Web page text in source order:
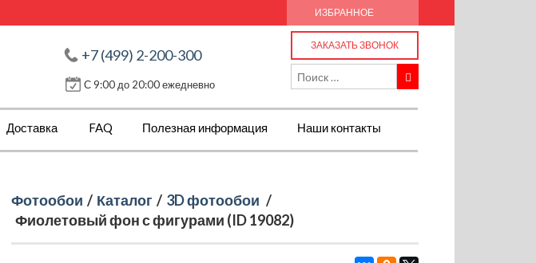
ИЗБРАННОЕ
+7 (499) 2-200-300
С 9:00 до 20:00 ежедневно
ЗАКАЗАТЬ ЗВОНОК
Доставка FAQ Полезная информация Наши контакты
Фотообои / Каталог / 3D фотообои /
Фиолетовый фон с фигурами (ID 19082)